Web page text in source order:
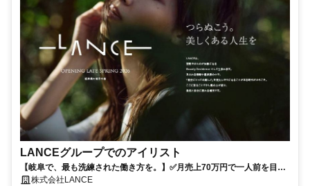
LANCEグループでのアイリスト
【岐阜で、最も洗練された働き方を。】✅月売上70万円で一人前を目指
せる環境✅集客・広告費・材料費会社負担
株式会社LANCE